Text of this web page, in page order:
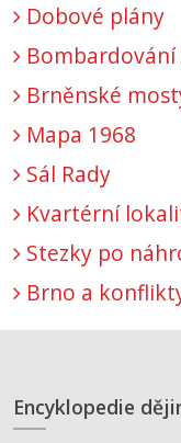
Dobové plány
Bombardování
Brněnské
Mapa 1968
Sál Rady
Kvartérní
Stezky po
Brno a
Encyklopedie